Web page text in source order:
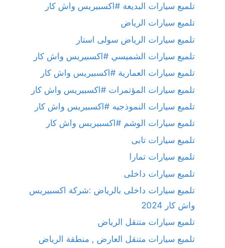
تلميع سيارات البديعة #اكسبيريس واش كار
تلميع سيارات الرياض
تلميع سيارات الرياض سولى استار
تلميع سيارات الشميسي #اكسبيريس واش كار
تلميع سيارات العمارية #اكسبيريس واش كار
تلميع سيارات المؤتمرات #اكسبيريس واش كار
تلميع سيارات النموذجيه #اكسبيريس واش كار
تلميع سيارات الوشم #اكسبيريس واش كار
تلميع سيارات تابى
تلميع سيارات تمارا
تلميع سيارات داخلى
تلميع سيارات داخلى بالرياض :شركة اكسبيريس
واش كار 2024
تلميع سيارات متنقل الرياض
تلميع سيارات متنقل العارض , منطقة الرياض